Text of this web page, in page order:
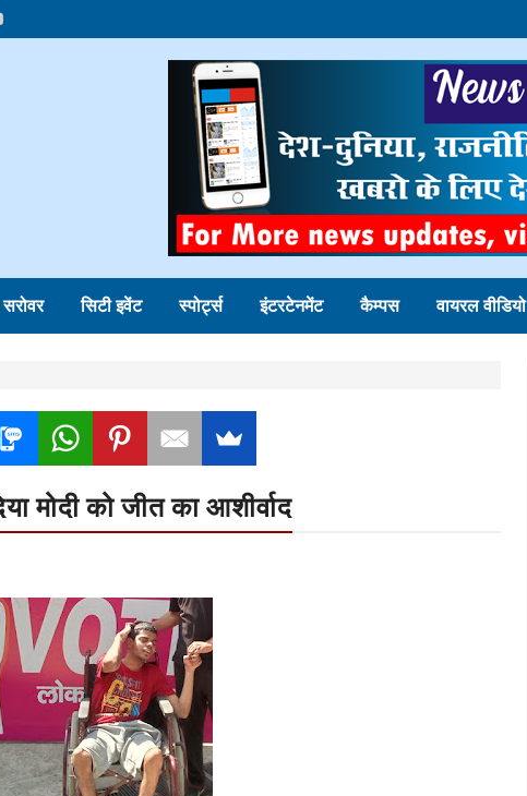
सरोवर सिटी इवेंट स्पोर्ट्स इंटरटेनमेंट कैम्पस वायरल वीडियो
मोदी को जीत का आशीर्वाद